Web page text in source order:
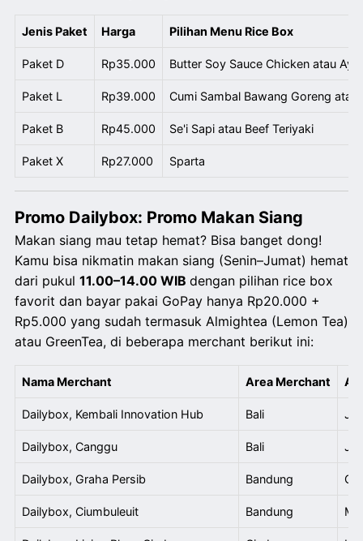
Jenis Paket Harga Pilihan Menu Rice Box
Paket D Rp35.000 Butter Soy Sauce Chicken atau
Paket L Rp39.000 Cumi Sambal Bawang Goreng atau
Paket B Rp45.000 Se'i Sapi atau Beef Teriyaki
Paket X Rp27.000 Sparta
Promo Dailybox: Promo Makan Siang
Makan siang mau tetap hemat? Bisa banget dong!
Kamu bisa nikmatin makan siang (Senin–Jumat) hemat
dari pukul 11.00–14.00 WIB dengan pilihan rice box
favorit dan bayar pakai GoPay hanya Rp20.000 +
Rp5.000 yang sudah termasuk Almightea (Lemon Tea)
atau GreenTea, di beberapa merchant berikut ini:
Nama Merchant Area Merchant
Dailybox, Kembali Innovation Hub Bali Jl.
Dailybox, Canggu Bali Jl.
Dailybox, Graha Persib Bandung
Dailybox, Ciumbuleuit Bandung